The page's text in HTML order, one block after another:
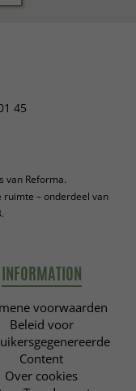
45
van Reforma.
– onderdeel van
INFORMATION
voorwaarden
Beleid voor
Content
Over cookies